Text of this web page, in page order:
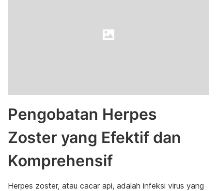
Pengobatan Herpes
Zoster yang Efektif dan
Komprehensif
Herpes zoster, atau cacar api, adalah infeksi virus yang